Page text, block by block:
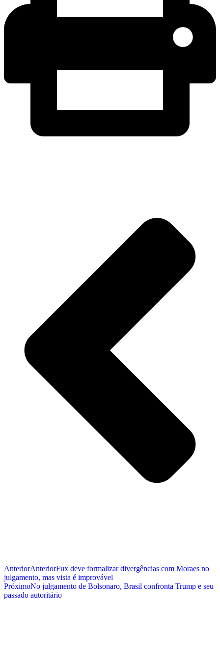
AnteriorAnteriorFux deve formalizar divergências com Moraes no
julgamento, mas vista é improvável
PróximoNo julgamento de Bolsonaro, Brasil confronta Trump e seu
passado autoritário